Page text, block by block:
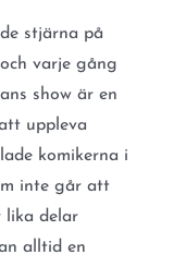
stjärna på
varje gång
show är en
uppleva
komikerna i
inte går att
lika delar
alltid en